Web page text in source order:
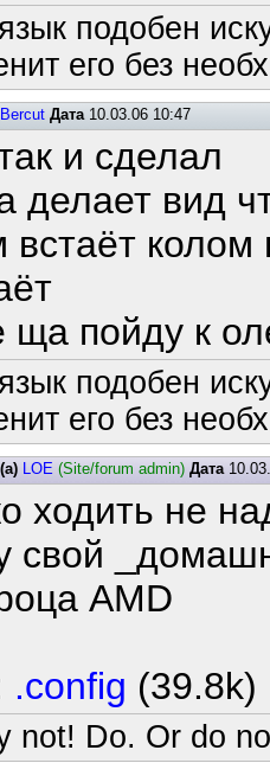
подобен
его без
Bercut Дата10.03.06 10:47
и сделал
делает вид
встаёт колом
ща пойду к
подобен
его без
LOE (Site/forum admin) Дата
ходить не
свой
AMD
.config (39.8k)
not! Do. Or do